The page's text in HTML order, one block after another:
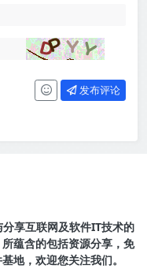
发布评论
享互联网及软件IT技术的
蕴含的包括资源分享，免
地，欢迎您关注我们。